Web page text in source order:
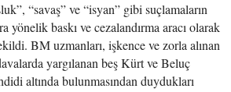
“savaş” ve “isyan” gibi suçlamaların
baskı ve cezalandırma aracı olarak
BM uzmanları, işkence ve zorla alınan
yargılanan beş Kürt ve Beluç
altında bulunmasından duydukları